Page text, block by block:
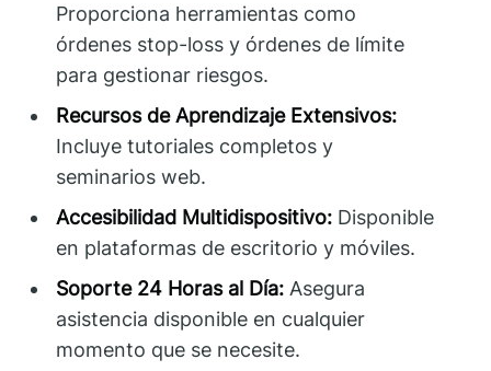
Proporciona herramientas como
órdenes stop-loss y órdenes de límite
para gestionar riesgos.
Recursos de Aprendizaje Extensivos:
Incluye tutoriales completos y
seminarios web.
Accesibilidad Multidispositivo: Disponible
en plataformas de escritorio y móviles.
Soporte 24 Horas al Día: Asegura
asistencia disponible en cualquier
momento que se necesite.